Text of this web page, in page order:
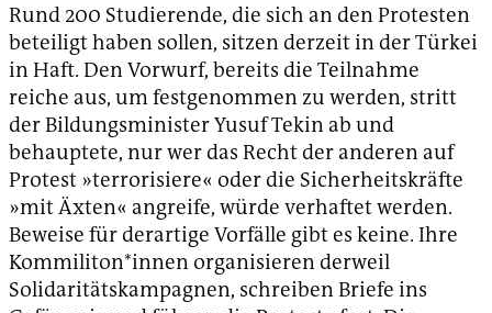
Rund 200 Studierende, die sich an den Protesten
beteiligt haben sollen, sitzen derzeit in der Türkei
in Haft. Den Vorwurf, bereits die Teilnahme
reiche aus, um festgenommen zu werden, stritt
der Bildungsminister Yusuf Tekin ab und
behauptete, nur wer das Recht der anderen auf
Protest »terrorisiere« oder die Sicherheitskräfte
»mit Äxten« angreife, würde verhaftet werden.
Beweise für derartige Vorfälle gibt es keine. Ihre
Kommiliton*innen organisieren derweil
Solidaritätskampagnen, schreiben Briefe ins